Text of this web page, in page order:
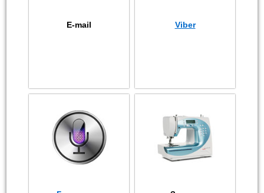
E-mail Viber